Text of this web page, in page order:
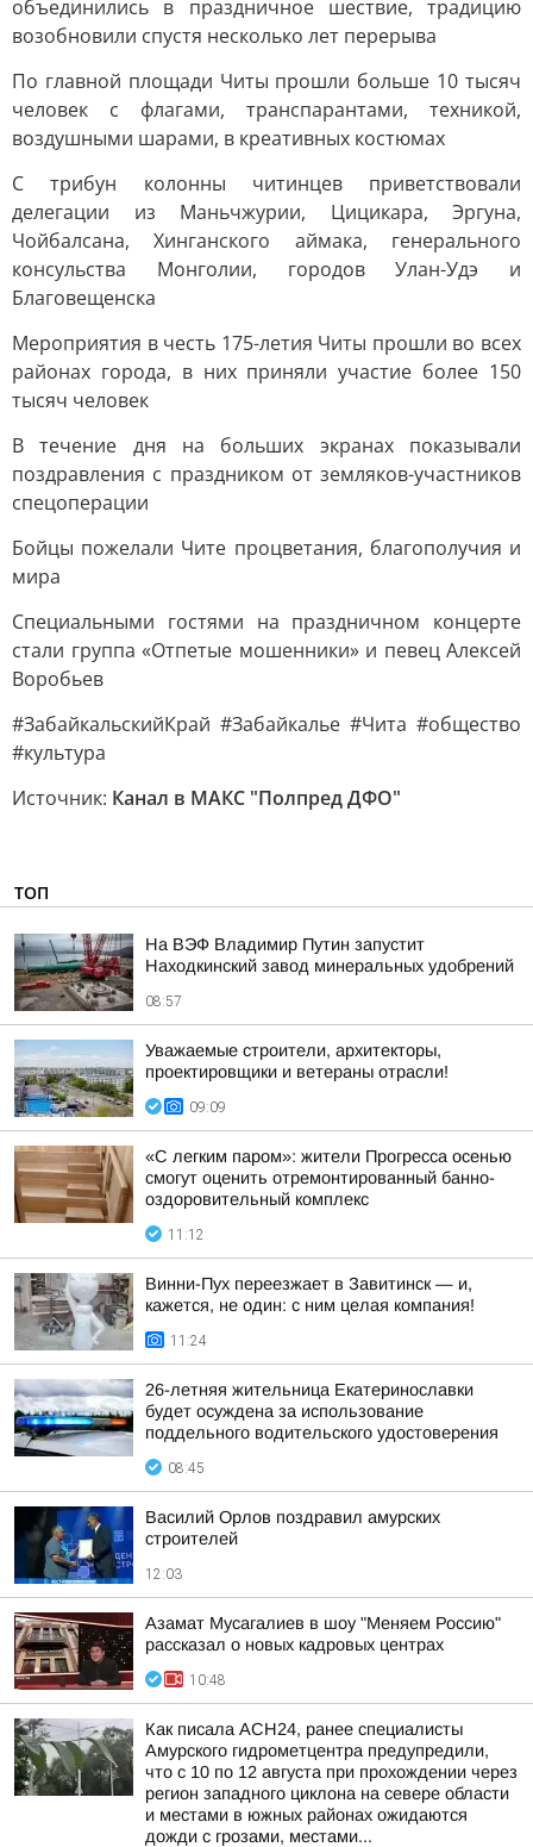
объединились в праздничное шествие, традицию
возобновили спустя несколько лет перерыва
По главной площади Читы прошли больше 10 тысяч
человек с флагами, транспарантами, техникой,
воздушными шарами, в креативных костюмах
С трибун колонны читинцев приветствовали
делегации из Маньчжурии, Цицикара, Эргуна,
Чойбалсана, Хинганского аймака, генерального
консульства Монголии, городов Улан-Удэ и
Благовещенска
Мероприятия в честь 175-летия Читы прошли во всех
районах города, в них приняли участие более 150
тысяч человек
В течение дня на больших экранах показывали
поздравления с праздником от земляков-участников
спецоперации
Бойцы пожелали Чите процветания, благополучия и
мира
Специальными гостями на праздничном концерте
стали группа «Отпетые мошенники» и певец Алексей
Воробьев
#ЗабайкальскийКрай #Забайкалье #Чита #общество
#культура
Источник: Канал в МАКС "Полпред ДФО"
ТОП
На ВЭФ Владимир Путин запустит
Находкинский завод минеральных удобрений
08:57
Уважаемые строители, архитекторы,
проектировщики и ветераны отрасли!
09:09
«С легким паром»: жители Прогресса осенью
смогут оценить отремонтированный банно-
оздоровительный комплекс
11:12
Винни-Пух переезжает в Завитинск — и,
кажется, не один: с ним целая компания!
11:24
26-летняя жительница Екатеринославки
будет осуждена за использование
поддельного водительского удостоверения
08:45
Василий Орлов поздравил амурских
строителей
12:03
Азамат Мусагалиев в шоу "Меняем Россию"
рассказал о новых кадровых центрах
10:48
Как писала АСН24, ранее специалисты
Амурского гидрометцентра предупредили,
что с 10 по 12 августа при прохождении через
регион западного циклона на севере области
и местами в южных районах ожидаются
дожди с грозами, местами...